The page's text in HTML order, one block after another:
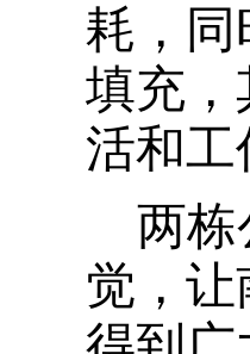
耗，同
填充，
活和工
两栋
觉，